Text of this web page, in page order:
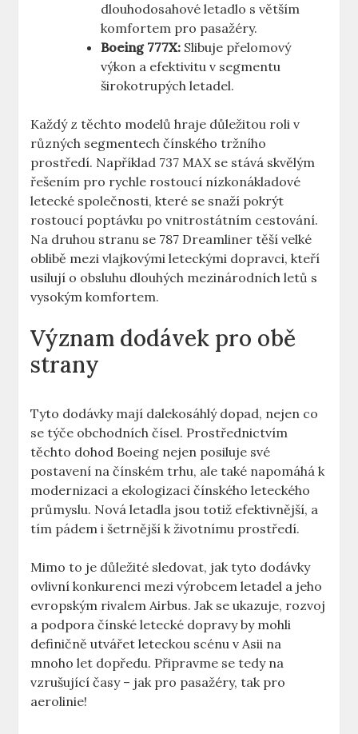
dlouhodosahové letadlo s větším
komfortem pro​ pasažéry.
Boeing 777X: ⁢Slibuje přelomový
⁤výkon a⁢ efektivitu ​v segmentu
širokotrupých letadel.
Každý z těchto modelů hraje důležitou roli v
různých ‌segmentech čínského tržního
prostředí. Například 737​ MAX se stává skvělým
řešením pro rychle rostoucí nízkonákladové
letecké společnosti, ‌které se snaží pokrýt
rostoucí⁣ poptávku po vnitrostátním ​cestování.
Na druhou stranu‌ se ‍787 Dreamliner těší velké
oblibě mezi vlajkovými leteckými dopravci, kteří
usilují o obsluhu dlouhých mezinárodních letů ‌s
vysokým komfortem.
Význam dodávek ​pro obě
strany
Tyto dodávky mají ​dalekosáhlý dopad, nejen co
se týče obchodních​ čísel.​ Prostřednictvím
těchto ⁣dohod⁤ Boeing ​nejen posiluje své
postavení na ⁤čínském trhu, ale také napomáhá​ k
modernizaci ⁢a ekologizaci čínského leteckého⁢
průmyslu. Nová letadla ⁢jsou totiž efektivnější, a
tím pádem i šetrnější k životnímu prostředí.
Mimo to je důležité sledovat, jak tyto dodávky
ovlivní ​konkurenci mezi výrobcem letadel a ‌jeho
evropským rivalem ⁤Airbus. Jak‌ se ukazuje, rozvoj
a⁤ podpora ⁢čínské letecké dopravy by ‍mohli
definičně utvářet leteckou scénu v ⁣Asii na
mnoho let⁣ dopředu. Připravme ⁤se tedy na
vzrušující⁣ časy⁣ – jak pro pasažéry, tak pro
aerolinie!